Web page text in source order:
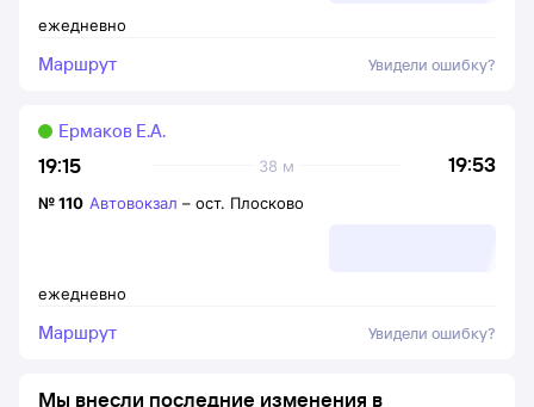
ежедневно
Маршрут Увидели ошибку?
19:15 19:53
38 м
Ермаков Е.А.
ежедневно
№110 Автовокзал – ост. Плосково
Маршрут Увидели ошибку?
Мы внесли последние изменения в